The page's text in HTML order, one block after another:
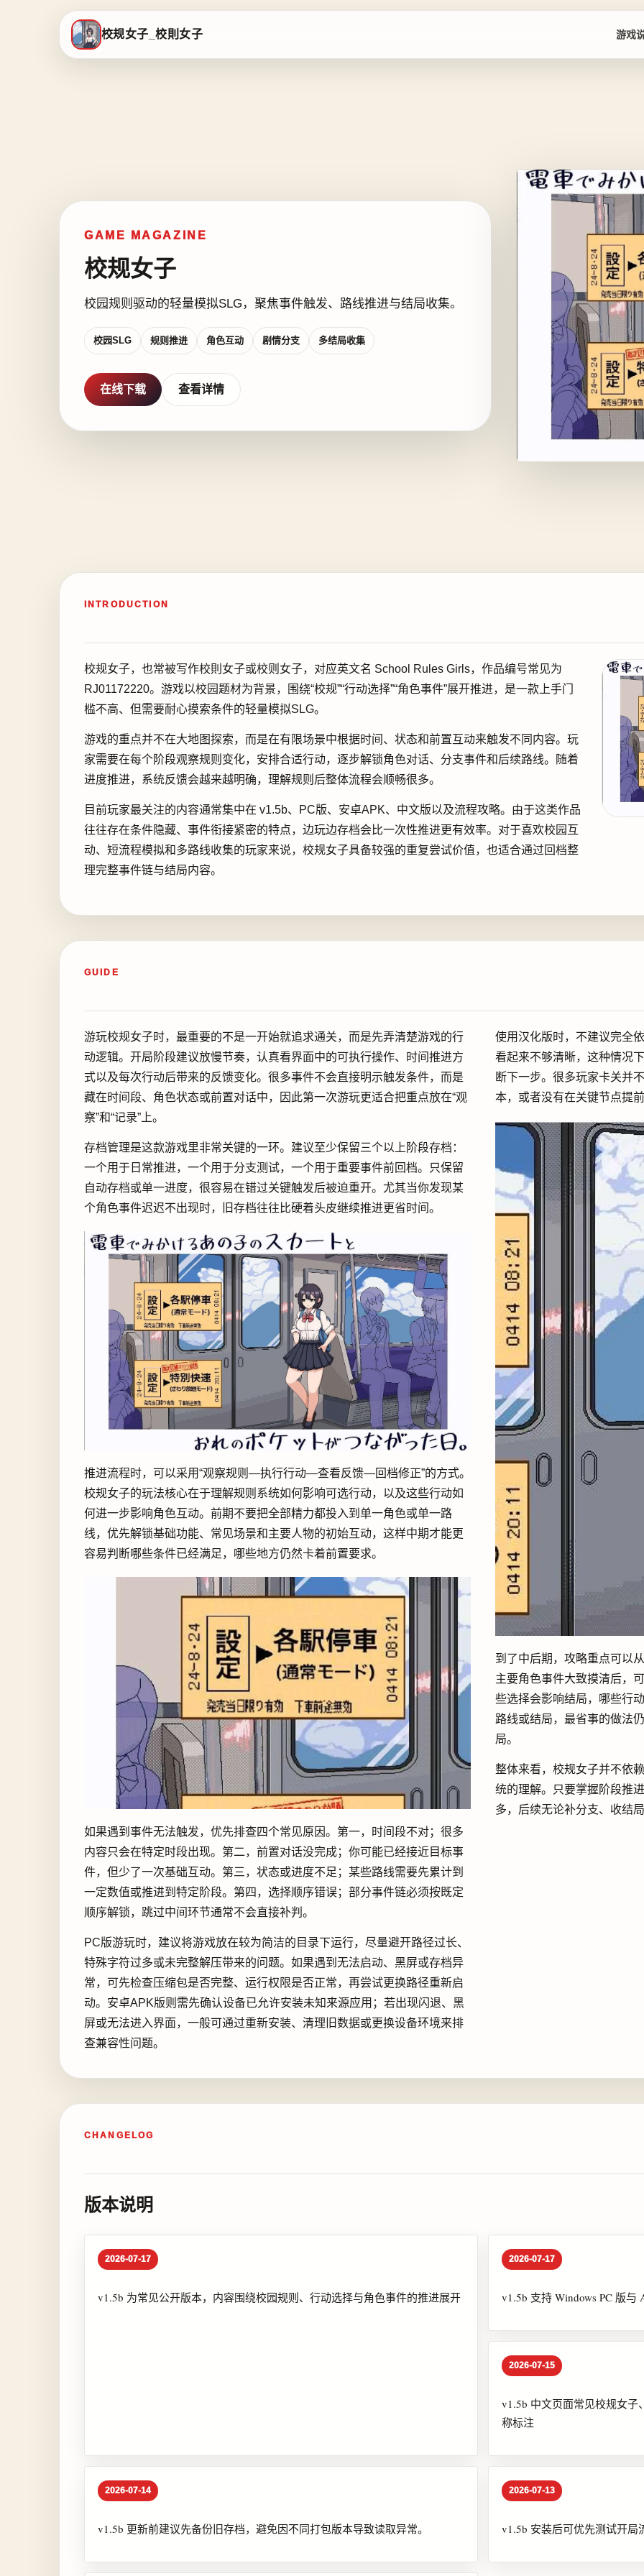
校规女子_校則女子 游戏
GAME MAGAZINE
校规女子
校园规则驱动的轻量模拟SLG，聚焦事件触发、路线推进与结局收集。
校园SLG 规则推进 角色互动 剧情分支 多结局收集
在线下载 查看详情
INTRODUCTION
校规女子，也常被写作校則女子或校则女子，对应英文名 School Rules Girls，作品编号常见为
RJ01172220。游戏以校园题材为背景，围绕“校规”“行动选择”“角色事件”展开推进，是一款上手门
槛不高、但需要耐心摸索条件的轻量模拟SLG。
游戏的重点并不在大地图探索，而是在有限场景中根据时间、状态和前置互动来触发不同内容。玩
家需要在每个阶段观察规则变化，安排合适行动，逐步解锁角色对话、分支事件和后续路线。随着
进度推进，系统反馈会越来越明确，理解规则后整体流程会顺畅很多。
目前玩家最关注的内容通常集中在 v1.5b、PC版、安卓APK、中文版以及流程攻略。由于这类作品
往往存在条件隐藏、事件衔接紧密的特点，边玩边存档会比一次性推进更有效率。对于喜欢校园互
动、短流程模拟和多路线收集的玩家来说，校规女子具备较强的重复尝试价值，也适合通过回档整
理完整事件链与结局内容。
GUIDE
游玩校规女子时，最重要的不是一开始就追求通关，而是先弄清楚游戏的行
动逻辑。开局阶段建议放慢节奏，认真看界面中的可执行操作、时间推进方
式以及每次行动后带来的反馈变化。很多事件不会直接明示触发条件，而是
藏在时间段、角色状态或前置对话中，因此第一次游玩更适合把重点放在“观
察”和“记录”上。
存档管理是这款游戏里非常关键的一环。建议至少保留三个以上阶段存档：
一个用于日常推进，一个用于分支测试，一个用于重要事件前回档。只保留
自动存档或单一进度，很容易在错过关键触发后被迫重开。尤其当你发现某
个角色事件迟迟不出现时，旧存档往往比硬着头皮继续推进更省时间。
推进流程时，可以采用“观察规则—执行行动—查看反馈—回档修正”的方式。
校规女子的玩法核心在于理解规则系统如何影响可选行动，以及这些行动如
何进一步影响角色互动。前期不要把全部精力都投入到单一角色或单一路
线，优先解锁基础功能、常见场景和主要人物的初始互动，这样中期才能更
容易判断哪些条件已经满足，哪些地方仍然卡着前置要求。
如果遇到事件无法触发，优先排查四个常见原因。第一，时间段不对；很多
内容只会在特定时段出现。第二，前置对话没完成；你可能已经接近目标事
件，但少了一次基础互动。第三，状态或进度不足；某些路线需要先累计到
一定数值或推进到特定阶段。第四，选择顺序错误；部分事件链必须按既定
顺序解锁，跳过中间环节通常不会直接补判。
PC版游玩时，建议将游戏放在较为简洁的目录下运行，尽量避开路径过长、
特殊字符过多或未完整解压带来的问题。如果遇到无法启动、黑屏或存档异
常，可先检查压缩包是否完整、运行权限是否正常，再尝试更换路径重新启
动。安卓APK版则需先确认设备已允许安装未知来源应用；若出现闪退、黑
屏或无法进入界面，一般可通过重新安装、清理旧数据或更换设备环境来排
查兼容性问题。
使用汉化版时，不建议完全
看起来不够清晰，这种情况
断下一步。很多玩家卡关并
本，或者没有在关键节点提
到了中后期，攻略重点可以
主要角色事件大致摸清后，
些选择会影响结局，哪些行
路线或结局，最省事的做法
局。
整体来看，校规女子并不依
统的理解。只要掌握阶段推
多，后续无论补分支、收结
CHANGELOG
版本说明
2026-07-17
v1.5b 为常见公开版本，内容围绕校园规则、行动选择与角色事件的推进展开
2026-07-17
v1.5b 支持 Windows PC 版
2026-07-15
v1.5b 中文页面常见校规女子
称标注
2026-07-14
v1.5b 更新前建议先备份旧存档，避免因不同打包版本导致读取异常。
2026-07-13
v1.5b 安装后可优先测试开